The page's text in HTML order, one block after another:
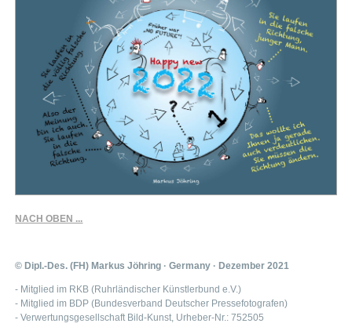
NACH OBEN ...
© Dipl.-Des. (FH) Markus Jöhring · Germany · Dezember 2021
- Mitglied im RKB (Ruhrländischer Künstlerbund e.V.)
- Mitglied im BDP (Bundesverband Deutscher Pressefotografen)
- Verwertungsgesellschaft Bild-Kunst, Urheber-Nr.: 752505